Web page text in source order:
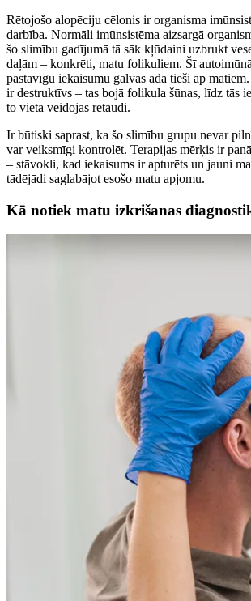
Rētojošo alopēciju cēlonis ir organisma
darbība. Normāli imūnsistēma aizsargā
šo slimību gadījumā tā sāk kļūdaini uzbrukt
daļām – konkrēti, matu folikuliem. Šī
pastāvīgu iekaisumu galvas ādā tieši ap
ir destruktīvs – tas bojā folikula šūnas, līdz tās
to vietā veidojas rētaudi.
Ir būtiski saprast, ka šo slimību grupu nevar
var veiksmīgi kontrolēt. Terapijas mērķis ir
– stāvokli, kad iekaisums ir apturēts un jauni
tādējādi saglabājot esošo matu apjomu.
Kā notiek matu izkrišanas